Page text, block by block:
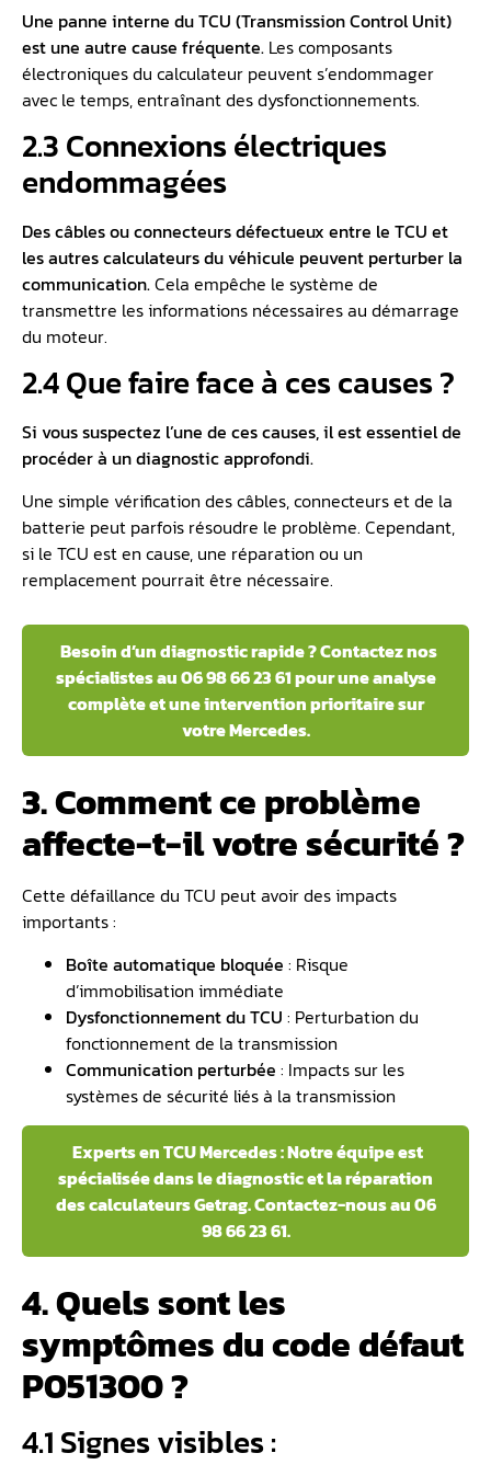
Une panne interne du TCU (Transmission Control Unit)
est une autre cause fréquente. Les composants
électroniques du calculateur peuvent s’endommager
avec le temps, entraînant des dysfonctionnements.
2.3 Connexions électriques
endommagées
Des câbles ou connecteurs défectueux entre le TCU et
les autres calculateurs du véhicule peuvent perturber la
communication.Cela empêche le système de
transmettre les informations nécessaires au démarrage
du moteur.
2.4 Que faire face à ces causes ?
Si vous suspectez l’une de ces causes, il est essentiel de
procéder à un diagnostic approfondi.
Une simple vérification des câbles, connecteurs et de la
batterie peut parfois résoudre le problème. Cependant,
si le TCU est en cause, une réparation ou un
remplacement pourrait être nécessaire.
Besoin d’un diagnostic rapide ? Contactez nos
spécialistes au 06 98 66 23 61 pour une analyse
complète et une intervention prioritaire sur
votre Mercedes.
3. Comment ce problème
affecte-t-il votre sécurité ?
Cette défaillance du TCU peut avoir des impacts
importants :
Boîte automatique bloquée : Risque
d’immobilisation immédiate
Dysfonctionnement du TCU : Perturbation du
fonctionnement de la transmission
Communication perturbée : Impacts sur les
systèmes de sécurité liés à la transmission
Experts en TCU Mercedes : Notre équipe est
spécialisée dans le diagnostic et la réparation
des calculateurs Getrag. Contactez-nous au 06
98 66 23 61.
4. Quels sont les
symptômes du code défaut
P051300 ?
4.1 Signes visibles :